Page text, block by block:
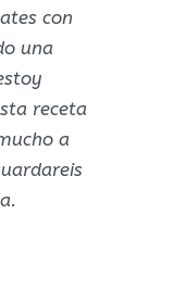
con
una
receta
a